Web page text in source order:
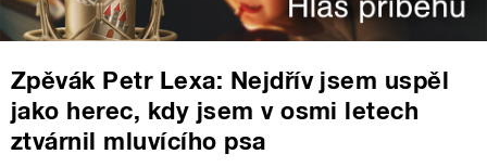
Zpěvák Petr Lexa: Nejdřív jsem uspěl
jako herec, kdy jsem v osmi letech
ztvárnil mluvícího psa